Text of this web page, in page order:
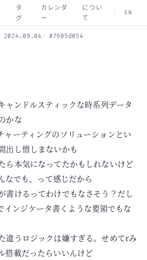
タ
グ
カレンダ
ー
につい
て
EN
2024.09.04 #7905d054
ャンドルスティックな時系列データ
かな
ャーティングのソリューションとい
出し惜しまないかも
ら本気になってたかもしれないけど
でも、って感じだから
書けるってわけでもなさそう？だし
ンジケータ書くような要領でもな
違うロジックは嫌すぎる。せめてrみ
搭載だったらいいんけど